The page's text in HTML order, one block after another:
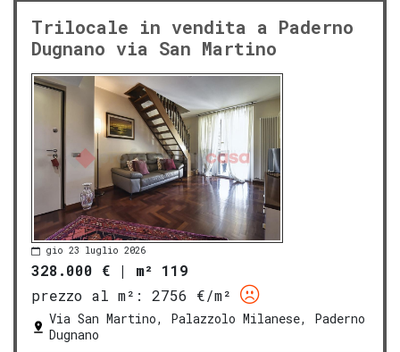
Trilocale in vendita a Paderno
Dugnano via San Martino
gio 23 luglio 2026
328.000 € | m² 119
prezzo al m²:
2756 €/m²
Via San Martino, Palazzolo Milanese, Paderno
Dugnano